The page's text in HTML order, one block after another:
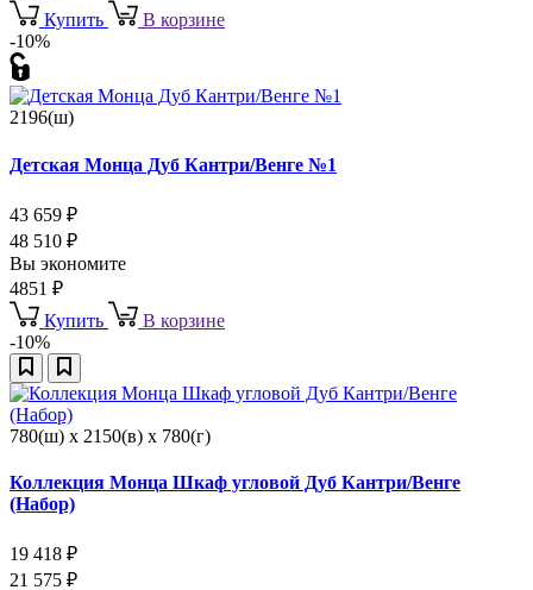
Купить
В корзине
-10%
2196(ш)
Детская Монца Дуб Кантри/Венге №1
43 659 ₽
48 510 ₽
Вы экономите
4851 ₽
Купить
В корзине
-10%
780(ш) x 2150(в) x 780(г)
Коллекция Монца Шкаф угловой Дуб Кантри/Венге
(Набор)
19 418 ₽
21 575 ₽